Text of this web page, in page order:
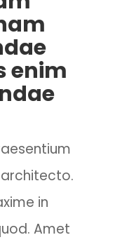
enim
in
Amet